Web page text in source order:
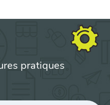
pratiques